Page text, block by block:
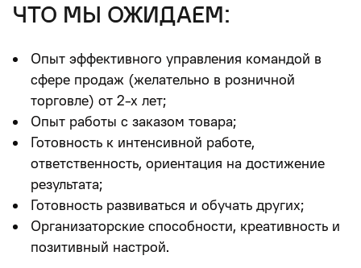
что мы ожидаем:
Опыт эффективного управления командой в
сфере продаж (желательно в розничной
торговле) от 2-х лет;
Опыт работы с заказом товара;
Готовность к интенсивной работе,
ответственность, ориентация на достижение
результата;
Готовность развиваться и обучать других;
Организаторские способности, креативность и
позитивный настрой.